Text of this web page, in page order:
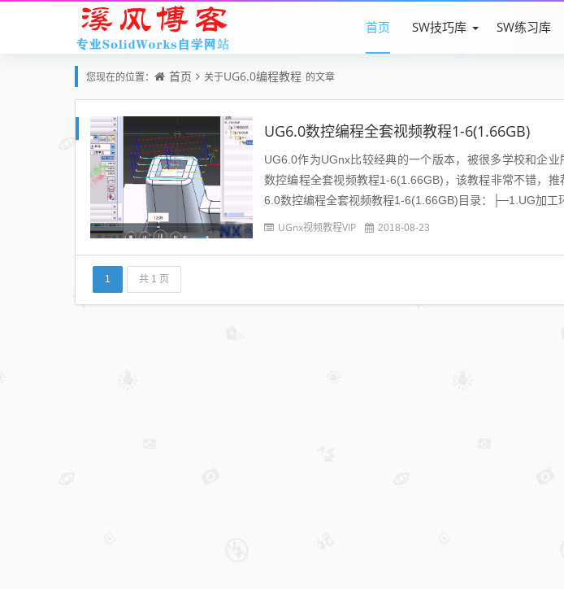
首页 SW技巧库 SW练习库
您现在的位置： 首页 关于UG6.0编程教程 的文章
UG6.0数控编程全套视频教程1-6(1.66GB)
UG6.0作为UGnx比较经典的一个版本，被很多学校和企
数控编程全套视频教程1-6(1.66GB)，该教程非常不错，
6.0数控编程全套视频教程1-6(1.66GB)目录：├─1.UG加
UGnx视频教程VIP 2018-08-23
1 共 1 页